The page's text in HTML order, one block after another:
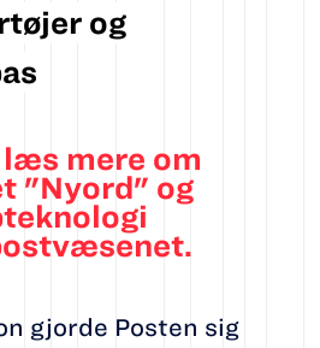
og
mere om
"Nyord" og
gjorde Posten sig